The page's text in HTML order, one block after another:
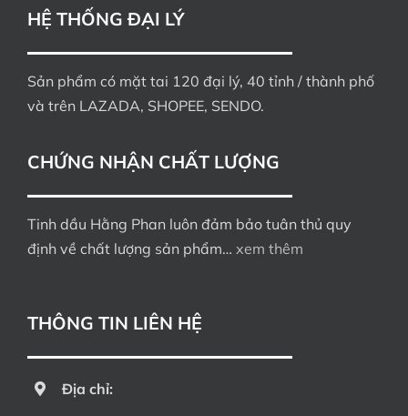
THÔNG TIN LIÊN HỆ
Địa chỉ:
HỆ THỐNG ĐẠI LÝ
Sản phẩm có mặt tai 120 đại lý, 40 tỉnh / thành phố
và trên LAZADA, SHOPEE, SENDO.
CHỨNG NHẬN CHẤT LƯỢNG
Tinh dầu Hằng Phan luôn đảm bảo tuân thủ quy
định về chất lượng sản phẩm… xem thêm